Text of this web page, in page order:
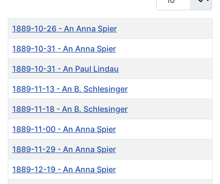
Titel
1889-10-26 - An Anna Spier
1889-10-31 - An Anna Spier
1889-10-31 - An Paul Lindau
1889-11-13 - An B. Schlesinger
1889-11-18 - An B. Schlesinger
1889-11-00 - An Anna Spier
1889-11-29 - An Anna Spier
1889-12-19 - An Anna Spier